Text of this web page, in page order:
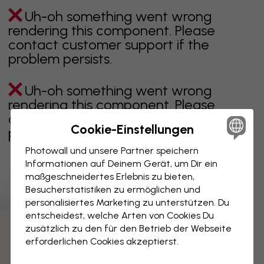
Uh-oh something went wrong
rendering this component. Please
contact customer support if the
problem persists.
Uh-oh something went wrong
rendering this component. Please
contact customer support if the
problem persists.
Zeigt Seite 1 von 1 Seiten
Weitere Kategorien entdecken
Cookie-Einstellungen
Photowall und unsere Partner speichern
Informationen auf Deinem Gerät, um Dir ein
maßgeschneidertes Erlebnis zu bieten,
Besucherstatistiken zu ermöglichen und
personalisiertes Marketing zu unterstützen. Du
entscheidest, welche Arten von Cookies Du
zusätzlich zu den für den Betrieb der Webseite
erforderlichen Cookies akzeptierst.